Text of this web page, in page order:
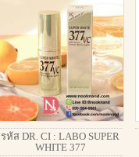
รหัส DR. CI : LABO SUPER
WHITE 377